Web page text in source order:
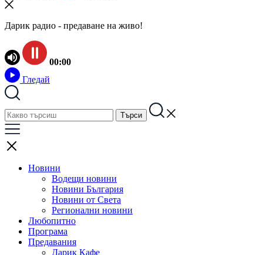
Дарик радио - предаване на живо!
00:00
Гледай
Новини
Водещи новини
Новини България
Новини от Света
Регионални новини
Любопитно
Програма
Предавания
Дарик Кафе